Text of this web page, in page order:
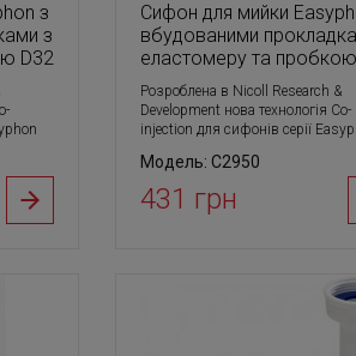
з
з
D32
Сифон для мийки
вбудованими
еластомеру та
Розроблена в Nicoll Research &
Development нова технологія Co-
injection для сифонів серії
Модель: С2950
431 грн